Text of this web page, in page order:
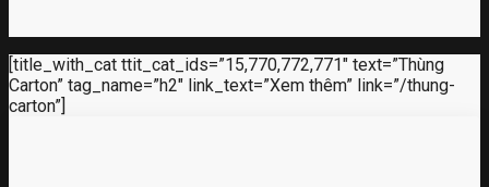
[title_with_cat ttit_cat_ids=”15,770,772,771″ text=”Thùng
Carton” tag_name=”h2″ link_text=”Xem thêm” link=”/thung-
carton”]